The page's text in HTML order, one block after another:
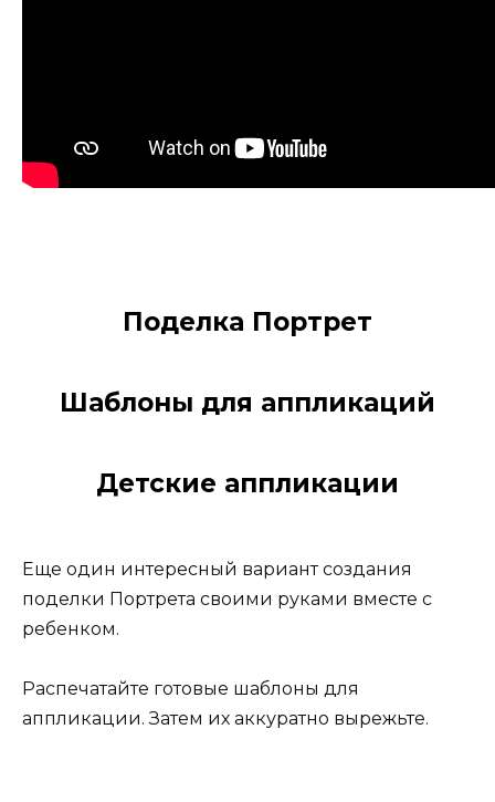
Поделка Портрет
Шаблоны для аппликаций
Детские аппликации
Еще один интересный вариант создания
поделки Портрета своими руками вместе с
ребенком.
Распечатайте готовые шаблоны для
аппликации. Затем их аккуратно вырежьте.